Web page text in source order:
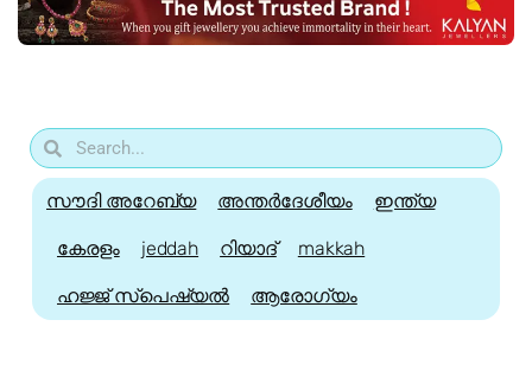
സൗദി അറേബ്യ അന്തർദേശീയം ഇന്ത്യ
കേരളം jeddah റിയാദ് makkah
ഹജ്ജ്‌ സ്പെഷ്യൽ ആരോഗ്യം